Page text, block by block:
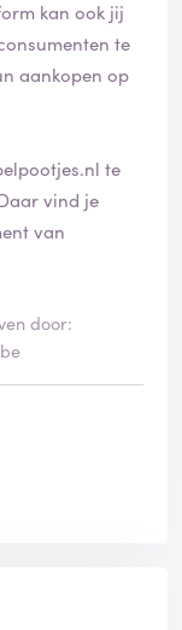
kan ook jij
te
aankopen op
te
vind je
van
door: